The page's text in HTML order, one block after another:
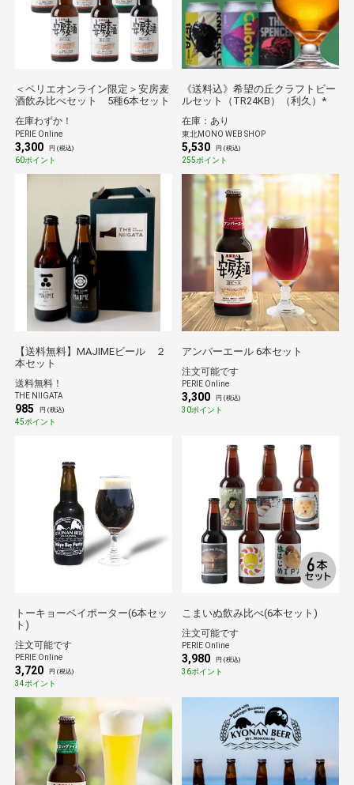
＜ペリエオンライン限定＞安房麦
酒飲み比べセット 5種6本セット
在庫わずか！
PERIE Online
3,300 円 (税込)
60ポイント
《送料込》希望の丘クラフトビー
ルセット（TR24KB）（利久）*
在庫：あり
東北MONO WEB SHOP
5,530 円 (税込)
255ポイント
【送料無料】MAJIMEビール ２
本セット
送料無料！
THE NIIGATA
985 円 (税込)
45ポイント
アンバーエール 6本セット
注文可能です
PERIE Online
3,300 円 (税込)
30ポイント
トーキョーベイポーター(6本セッ
ト)
注文可能です
PERIE Online
3,720 円 (税込)
34ポイント
こまいぬ飲み比べ(6本セット)
注文可能です
PERIE Online
3,980 円 (税込)
36ポイント